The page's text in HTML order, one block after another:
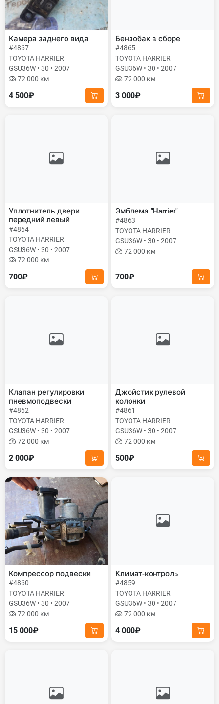
Камера заднего вида
#4867
TOYOTA HARRIER
GSU36W • 30 • 2007
72 000 км
4 500₽
Бензобак в сборе
#4865
TOYOTA HARRIER
GSU36W • 30 • 2007
72 000 км
3 000₽
Уплотнитель двери
передний левый
#4864
TOYOTA HARRIER
GSU36W • 30 • 2007
72 000 км
700₽
Эмблема "Harrier"
#4863
TOYOTA HARRIER
GSU36W • 30 • 2007
72 000 км
700₽
Клапан регулировки
пневмоподвески
#4862
TOYOTA HARRIER
GSU36W • 30 • 2007
72 000 км
2 000₽
Джойстик рулевой
колонки
#4861
TOYOTA HARRIER
GSU36W • 30 • 2007
72 000 км
500₽
Компрессор подвески
#4860
TOYOTA HARRIER
GSU36W • 30 • 2007
72 000 км
15 000₽
Климат-контроль
#4859
TOYOTA HARRIER
GSU36W • 30 • 2007
72 000 км
4 000₽